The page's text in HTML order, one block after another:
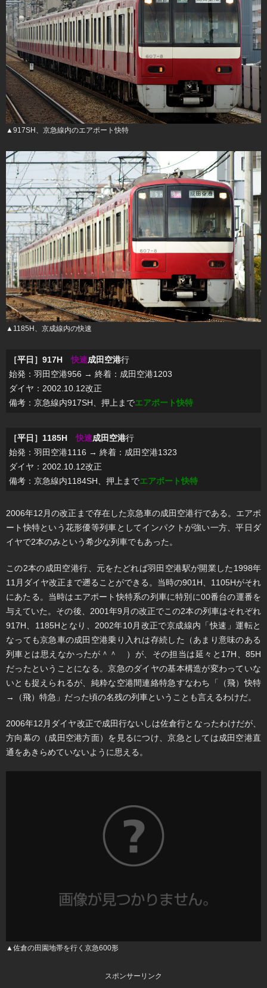
▲917SH、京急線内のエアポート快特
▲1185H、京成線内の快速
［平日］917H快速成田空港行
始発：羽田空港956 → 終着：成田空港1203
ダイヤ：2002.10.12改正
備考：京急線内917SH、押上までエアポート快特
［平日］1185H快速成田空港行
始発：羽田空港1116 → 終着：成田空港1323
ダイヤ：2002.10.12改正
備考：京急線内1184SH、押上までエアポート快特
2006年12月の改正まで存在した京急車の成田空港行である。エアポ
ート快特という花形優等列車としてインパクトが強い一方、平日ダ
イヤで2本のみという希少な列車でもあった。
この2本の成田空港行、元をたどれば羽田空港駅が開業した1998年
11月ダイヤ改正まで遡ることができる。当時の901H、1105Hがそれ
にあたる。当時はエアポート快特系の列車に特別に00番台の運番を
与えていた。その後、2001年9月の改正でこの2本の列車はそれぞれ
917H、1185Hとなり、2002年10月改正で京成線内「快速」運転と
なっても京急車の成田空港乗り入れは存続した（あまり意味のある
列車とは思えなかったが＾＾ゞ）が、その担当は延々と17H、85H
だったということになる。京急のダイヤの基本構造が変わっていな
いとも捉えられるが、純粋な空港間連絡特急すなわち「（飛）快特
→（飛）特急」だった頃の名残の列車ということも言えるわけだ。
2006年12月ダイヤ改正で成田行ないしは佐倉行となったわけだが、
方向幕の（成田空港方面）を見るにつけ、京急としては成田空港直
通をあきらめていないように思える。
▲佐倉の田園地帯を行く京急600形
スポンサーリンク